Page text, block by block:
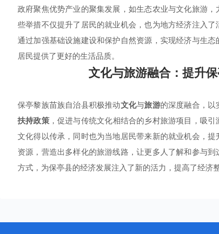
政府聚焦优势产业的聚集发展，如生态农业与文化旅游
些举措不仅提升了居民的就业机会，也为地方经济注入
通过加强基础设施建设和保护自然资源，实现经济与生
居民提供了更好的生活品质。
文化与旅游融合：提升
保亭黎族苗族自治县积极推动文化与旅游的深度融合，以
扶持政策，促进与传统文化相结合的乡村旅游项目，吸
文化得以传承，同时也为当地居民带来新的就业机会，
资源，营造出多样化的旅游线路，让更多人了解和参与
方式，为保亭县的经济发展注入了新的活力，提高了经济